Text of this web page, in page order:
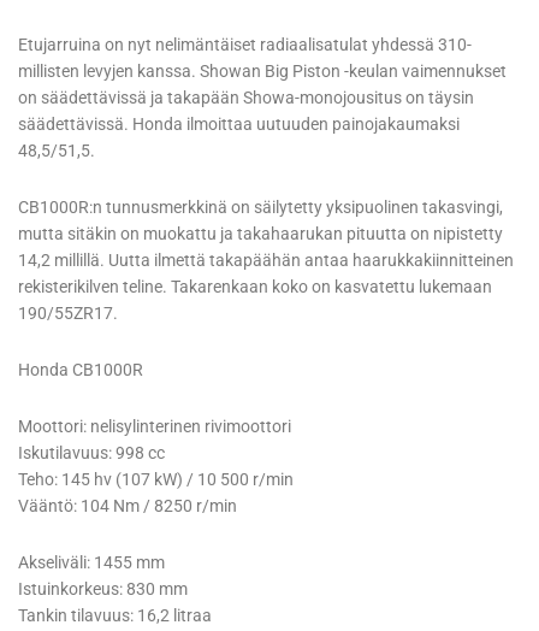
Etujarruina on nyt nelimäntäiset radiaalisatulat yhdessä 310-
millisten levyjen kanssa. Showan Big Piston -keulan vaimennukset
on säädettävissä ja takapään Showa-monojousitus on täysin
säädettävissä. Honda ilmoittaa uutuuden painojakaumaksi
48,5/51,5.
CB1000R:n tunnusmerkkinä on säilytetty yksipuolinen takasvingi,
mutta sitäkin on muokattu ja takahaarukan pituutta on nipistetty
14,2 millillä. Uutta ilmettä takapäähän antaa haarukkakiinnitteinen
rekisterikilven teline. Takarenkaan koko on kasvatettu lukemaan
190/55ZR17.
Honda CB1000R
Moottori: nelisylinterinen rivimoottori
Iskutilavuus: 998 cc
Teho: 145 hv (107 kW) / 10 500 r/min
Vääntö: 104 Nm / 8250 r/min
Akseliväli: 1455 mm
Istuinkorkeus: 830 mm
Tankin tilavuus: 16,2 litraa